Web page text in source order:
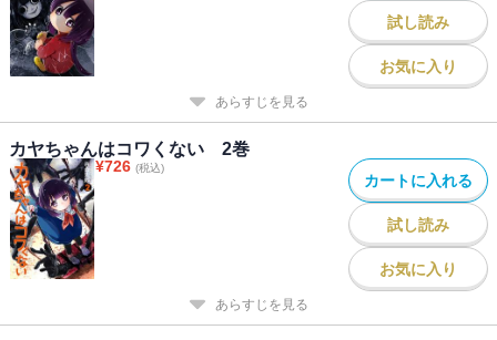
試し読み
お気に入り
あらすじを見る
カヤちゃんはコワくない 2巻
¥726 (税込)
カートに入れる
試し読み
お気に入り
あらすじを見る